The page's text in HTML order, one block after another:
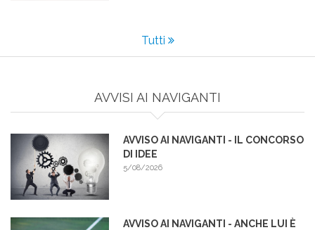
Tutti
AVVISI AI NAVIGANTI
AVVISO AI NAVIGANTI - IL CONCORSO
DI IDEE
5/08/2026
AVVISO AI NAVIGANTI - ANCHE LUI È